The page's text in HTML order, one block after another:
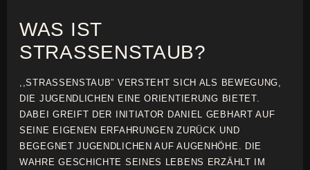
WAS IST
STRASSENSTAUB?
,,STRASSENSTAUB” VERSTEHT SICH ALS BEWEGUNG,
DIE JUGENDLICHEN EINE ORIENTIERUNG BIETET.
DABEI GREIFT DER INITIATOR DANIEL GEBHART AUF
SEINE EIGENEN ERFAHRUNGEN ZURÜCK UND
BEGEGNET JUGENDLICHEN AUF AUGENHÖHE. DIE
WAHRE GESCHICHTE SEINES LEBENS ERZÄHLT IM